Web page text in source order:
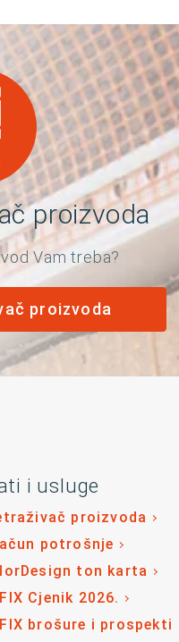
proizvoda
Vam treba?
proizvoda
i usluge
proizvoda
potrošnje
ton karta
Cjenik 2026.
brošure i prospekti